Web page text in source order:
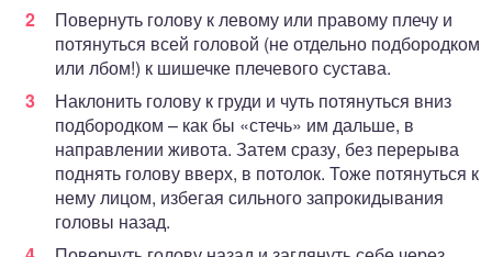
Повернуть голову к левому или правому плечу и
потянуться всей головой (не отдельно подбородком
или лбом!) к шишечке плечевого сустава.
Наклонить голову к груди и чуть потянуться вниз
подбородком – как бы «стечь» им дальше, в
направлении живота. Затем сразу, без перерыва
поднять голову вверх, в потолок. Тоже потянуться к
нему лицом, избегая сильного запрокидывания
головы назад.